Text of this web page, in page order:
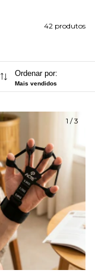
42 produtos
Ordenar por:
Mais vendidos
1 /3